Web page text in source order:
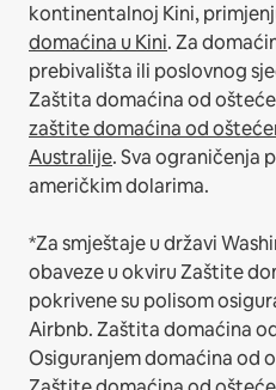
kontinentalnoj Kini,
domaćina u Kini.Za
prebivališta ili poslovnog
Zaštita domaćina od
zaštite domaćina od
Australije. Sva ograničenja
američkim dolarima.
*Za smještaje u državi
obaveze u okviru Zaštite
pokrivene su polisom
Airbnb. Zaštita domaćina
Osiguranjem domaćina od